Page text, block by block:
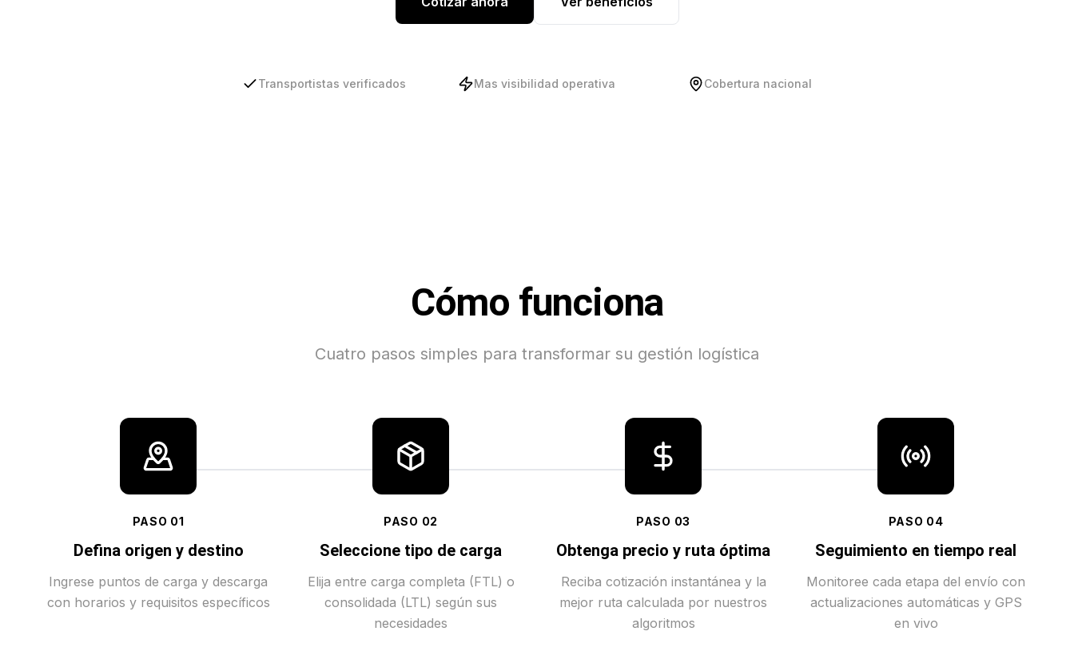
Transportistas verificados Mas visibilidad operativa Cobertura nacional
Cómo funciona
Cuatro pasos simples para transformar su gestión logística
PASO 01
Defina origen y destino
Ingrese puntos de carga y descarga
con horarios y requisitos específicos
PASO 02
Seleccione tipo de carga
Elija entre carga completa (FTL) o
consolidada (LTL) según sus
necesidades
PASO 03
Obtenga precio y ruta óptima
Reciba cotización instantánea y la
mejor ruta calculada por nuestros
algoritmos
PASO 04
Seguimiento en tiempo real
Monitoree cada etapa del envío con
actualizaciones automáticas y GPS
en vivo